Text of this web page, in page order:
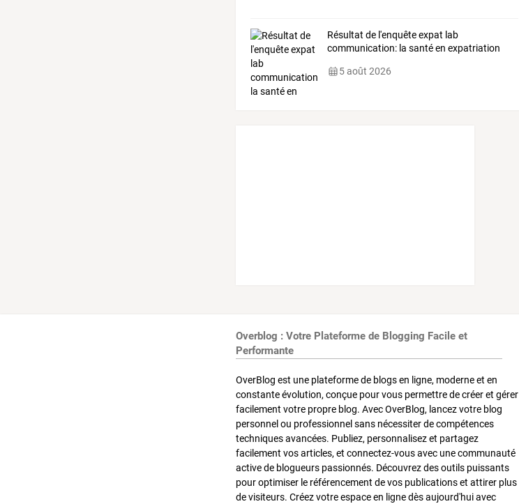
Résultat de l'enquête expat lab
communication: la santé en expatriation
5 août 2026
Overblog : Votre Plateforme de Blogging Facile et
Performante
OverBlog est une plateforme de blogs en ligne, moderne et en
constante évolution, conçue pour vous permettre de créer et gérer
facilement votre propre blog. Avec OverBlog, lancez votre blog
personnel ou professionnel sans nécessiter de compétences
techniques avancées. Publiez, personnalisez et partagez
facilement vos articles, et connectez-vous avec une communauté
active de blogueurs passionnés. Découvrez des outils puissants
pour optimiser le référencement de vos publications et attirer plus
de visiteurs. Créez votre espace en ligne dès aujourd'hui avec